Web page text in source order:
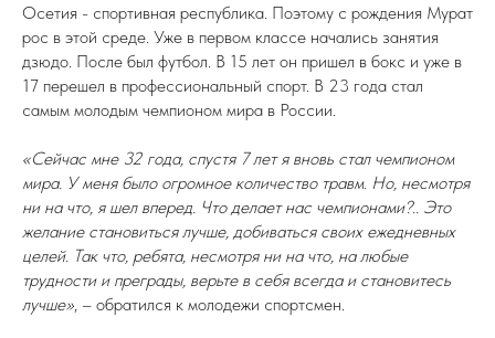
Осетия - спортивная республика. Поэтому с рождения Мурат
рос в этой среде. Уже в первом классе начались занятия
дзюдо. После был футбол. В 15 лет он пришел в бокс и уже в
17 перешел в профессиональный спорт. В 23 года стал
самым молодым чемпионом мира в России.
«Сейчас мне 32 года, спустя 7 лет я вновь стал чемпионом
мира. У меня было огромное количество травм. Но, несмотря
ни на что, я шел вперед. Что делает нас чемпионами?.. Это
желание становиться лучше, добиваться своих ежедневных
целей. Так что, ребята, несмотря ни на что, на любые
трудности и преграды, верьте в себя всегда и становитесь
лучше», – обратился к молодежи спортсмен.